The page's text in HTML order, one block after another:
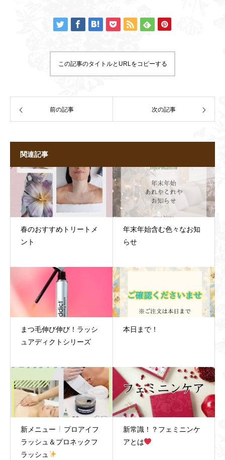
この記事のタイトルとURLをコピーする
前の記事 次の記事
関連記事
春のおすすめトリートメ
ント
年末年始含む色々なお知
らせ
まつ毛伸び伸び！ラッシ
ュアディクトシリーズ
本日まで！
新メニュー
プロアイフ
ラッシュ＆プロネックフ
ラッシュ
新常識！？フェミニンケ
アとは